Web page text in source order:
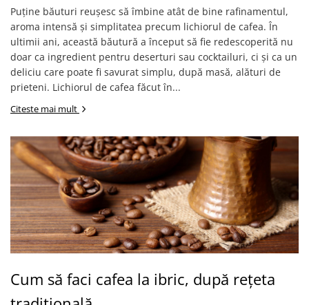
Cafea boabe Vergnano
Cafea boabe Segafredo
Cafea boabe Julius Meinl
Cafea boabe 1kg
Cafea boabe verde
Alte branduri cafea
Cafea proaspat prajita
Cafea Etiopia
Cafea Columbia
Cafea Brazilia
Cafea Guatemala
Cafea Costa Rica
Cafea Rwanda
Cafea Decofeinizata
Sistem de zahar si paleta
Tastaturi si butoane
Puține băuturi reușesc să îmbine atât de bine rafinamentul,
aroma intensă și simplitatea precum lichiorul de cafea. În
ultimii ani, această băutură a început să fie redescoperită nu
doar ca ingredient pentru deserturi sau cocktailuri, ci și ca un
deliciu care poate fi savurat simplu, după masă, alături de
prieteni. Lichiorul de cafea făcut în...
Citeste mai mult
Cum să faci cafea la ibric, după rețeta